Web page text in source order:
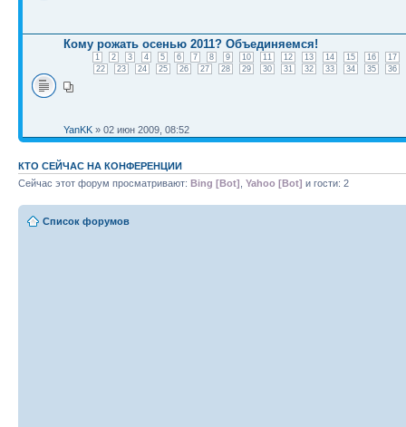
Кому рожать осенью 2011? Объединяемся!
1 2 3 4 5 6 7 8 9 10 11 12 13 14 15 16
17
22
23 24 25 26 27 28 29 30 31 32 33 34 35 36
YanKK » 02 июн 2009, 08:52
КТО СЕЙЧАС НА КОНФЕРЕНЦИИ
Сейчас этот форум просматривают: Bing [Bot] Yahoo [Bot] и гости: 2
Список форумов